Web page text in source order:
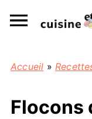
Accueil »
Flocons